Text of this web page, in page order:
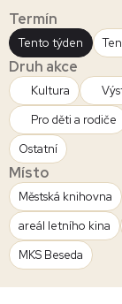
Termín
Tento týden
Druh akce
Kultura
Pro děti a rodiče
Ostatní
Místo
Městská knihovna
areál letního kina
MKS Beseda